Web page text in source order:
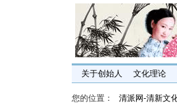
关于创始人 文化理论
您的位置： 清派网-清新文